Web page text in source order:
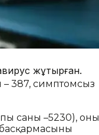
жұқтырған.
– 387, симптомсыз
саны –5230), оның